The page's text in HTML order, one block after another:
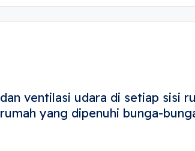
ventilasi udara di setiap sisi
yang dipenuhi bunga-